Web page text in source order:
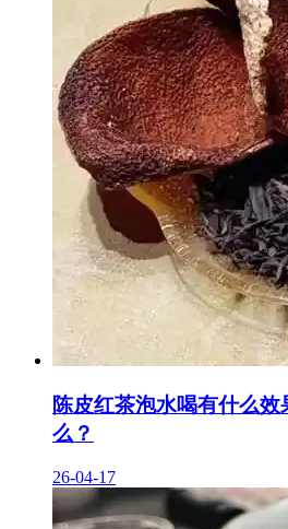
陈皮红茶泡水喝有什么
么？
26-04-17